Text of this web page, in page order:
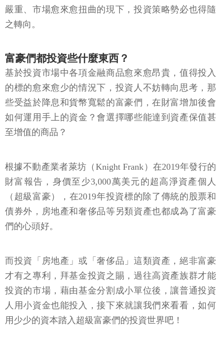
嚴重、市場愈來愈扭曲的現下，投資策略勢必也得隨
之轉向。
富豪們都投資些什麼東西？
基於投資市場中各項金融商品愈來愈昂貴，值得投入
的標的愈來愈少的情況下，投資人不妨轉向思考，那
些受益於降息和貨幣寬鬆的富豪們，在財富增加後會
如何運用手上的資金？會選擇哪些能達到資產保值甚
至增值的商品？
根據不動產業者萊坊（Knight Frank）在2019年發行的
財富報告，身價至少3,000萬美元的超高淨資產個人
（超級富豪），在2019年投資標的除了傳統的股票和
債券外，房地產和奢侈品等另類資產也都成為了富豪
們的心頭好。
而投資「房地產」或「奢侈品」這類資產，絕非富豪
才有之專利，拜基金投資之賜，過往高資產族群才能
投資的市場，藉由基金分割成小單位後，讓普通投資
人用小資金也能投入，接下來就讓我們來看看，如何
用少少的資本踏入超級富豪們的投資世界吧！